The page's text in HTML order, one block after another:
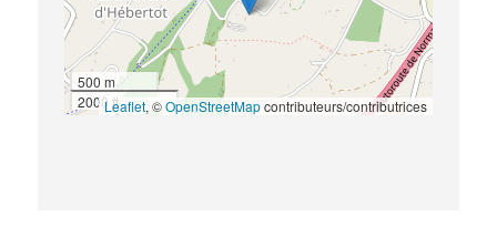
500 m
2000 ftLeaflet, ©OpenStreetMapcontributeurs/contributrices